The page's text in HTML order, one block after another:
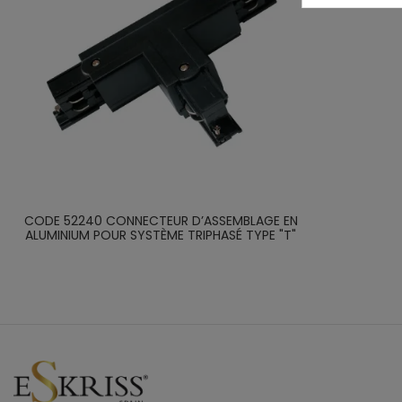
CODE 52240 CONNECTEUR D’ASSEMBLAGE EN
ALUMINIUM POUR SYSTÈME TRIPHASÉ TYPE "T"